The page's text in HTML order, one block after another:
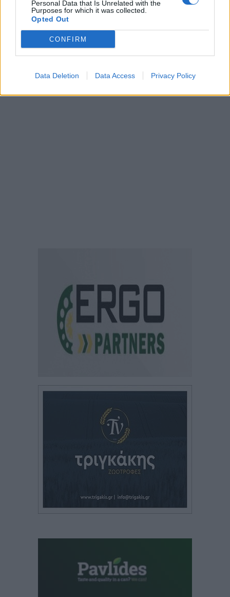
Personal Data that Is Unrelated with the
Purposes for which it was collected.
Opted Out
CONFIRM
Data Deletion Data Access Privacy Policy
από πεντακόσια (500) ευρώ έως πέντε χιλιάδες
(5.000) ευρώ και αναστολή λειτουργίας της
τουριστικής επιχείρησης για χρονικό διάστημα
από δεκαπέντε (15) έως ενενήντα (90) ημέρες.